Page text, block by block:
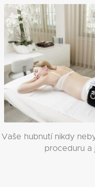
Vaše hubnutí nikdy
proceduru a